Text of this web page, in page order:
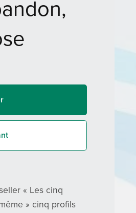
« Les cinq
» cinq profils